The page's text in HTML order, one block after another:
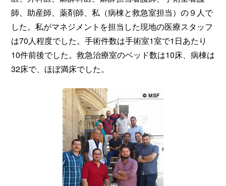
師、助産師、薬剤師、私（病棟と救急室担当）の９人で
した。私がマネジメントを担当した現地の医療スタッフ
は70人程度でした。手術件数は手術室1室で1日あたり
10件前後でした。救急治療室のベッド数は10床、病棟は
32床で、ほぼ満床でした。